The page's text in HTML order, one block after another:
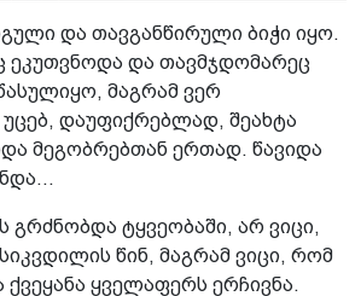
და თავგანწირული ბიჭი იყო.
ეკუთვნოდა და თავმჯდომარეც
მაგრამ ვერ
უცებ, დაუფიქრებლად, შეახტა
მეგობრებთან ერთად. წავიდა
გრძნობდა ტყვეობაში, არ ვიცი,
წინ, მაგრამ ვიცი, რომ
ყველაფერს ერჩივნა.